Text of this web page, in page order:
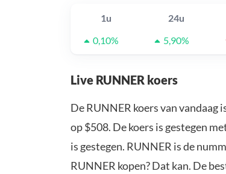
1u 24u
0,10%
5,90%
Live RUNNER koers
De RUNNER koers van vandaag
op $508. De koers is gestegen
is gestegen. RUNNER is de
RUNNER kopen? Dat kan. De